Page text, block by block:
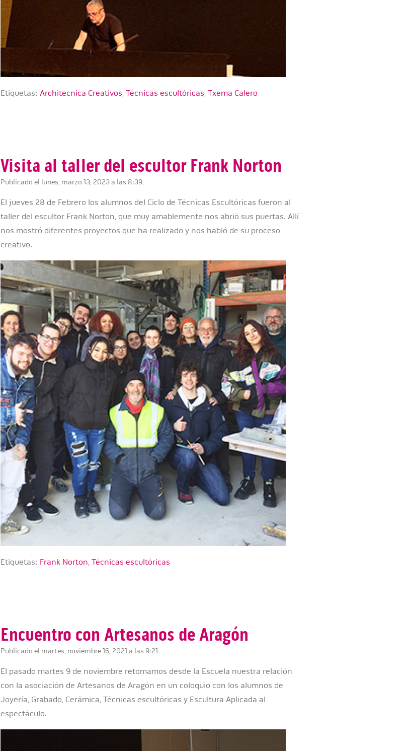
Etiquetas:Architecnica Creativos,Técnicas escultóricas,Txema Calero
Visita al taller del escultor Frank Norton
Publicado el lunes, marzo 13, 2023 a las 8:39.
El jueves 28 de Febrero los alumnos del Ciclo de Técnicas Escultóricas fueron al
taller del escultor Frank Norton, que muy amablemente nos abrió sus puertas. Allí
nos mostró diferentes proyectos que ha realizado y nos habló de su proceso
creativo.
Etiquetas: Frank Norton,Técnicas escultóricas
Encuentro con Artesanos de Aragón
Publicado el martes, noviembre 16, 2021 a las 9:21.
El pasado martes 9 de noviembre retomamos desde la Escuela nuestra relación
con la asociación de Artesanos de Aragón en un coloquio con los alumnos de
Joyería, Grabado, Cerámica, Técnicas escultóricas y Escultura Aplicada al
espectáculo.